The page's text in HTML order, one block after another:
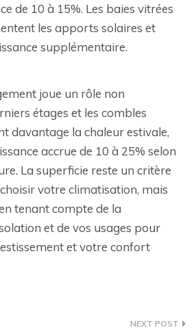
de 10 à 15%. Les baies vitrées
les apports solaires et
supplémentaire.
joue un rôle non
étages et les combles
davantage la chaleur estivale,
accrue de 10 à 25% selon
La superficie reste un critère
votre climatisation, mais
tenant compte de la
et de vos usages pour
et votre confort